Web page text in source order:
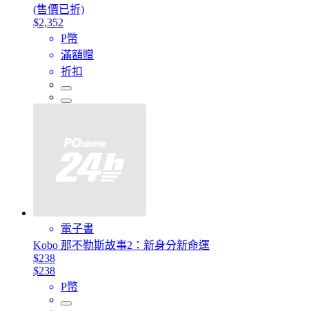
(售價已折)
$2,352
P幣
滿額贈
折扣
電子書
Kobo 那不勒斯故事2：新身分新命運
$238
$238
P幣